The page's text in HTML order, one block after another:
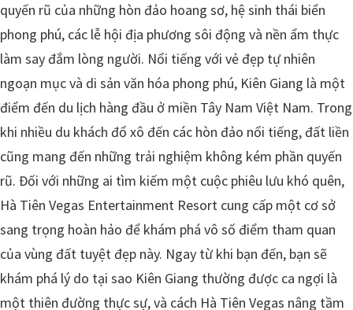
quyến rũ của những hòn đảo hoang sơ, hệ sinh thái biển
phong phú, các lễ hội địa phương sôi động và nền ẩm thực
làm say đắm lòng người. Nổi tiếng với vẻ đẹp tự nhiên
ngoạn mục và di sản văn hóa phong phú, Kiên Giang là một
điểm đến du lịch hàng đầu ở miền Tây Nam Việt Nam. Trong
khi nhiều du khách đổ xô đến các hòn đảo nổi tiếng, đất liền
cũng mang đến những trải nghiệm không kém phần quyến
rũ. Đối với những ai tìm kiếm một cuộc phiêu lưu khó quên,
Hà Tiên Vegas Entertainment Resort cung cấp một cơ sở
sang trọng hoàn hảo để khám phá vô số điểm tham quan
của vùng đất tuyệt đẹp này. Ngay từ khi bạn đến, bạn sẽ
khám phá lý do tại sao Kiên Giang thường được ca ngợi là
một thiên đường thực sự, và cách Hà Tiên Vegas nâng tầm